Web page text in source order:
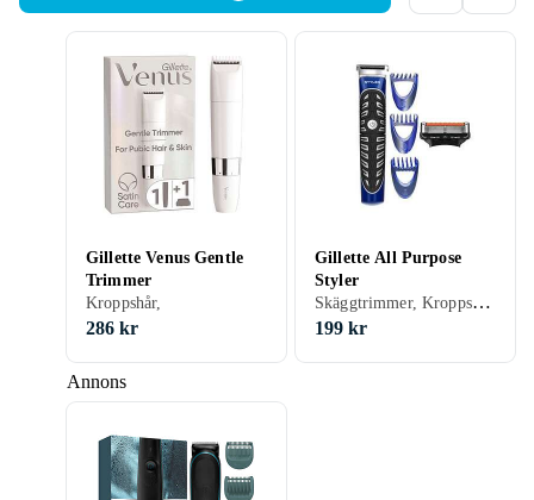
Annons
Gillette Venus Gentle
Trimmer
Kroppshår,
286 kr
Gillette All Purpose
Styler
Skäggtrimmer, Kroppshår, Batteridrift, Vattentålig, Multitrimmer
199 kr